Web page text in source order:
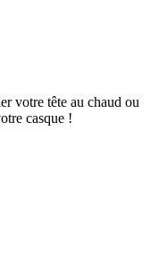
votre tête au chaud ou
casque !